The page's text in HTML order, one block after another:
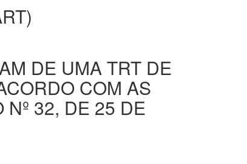
DE UMA TRT DE
COM AS
32, DE 25 DE